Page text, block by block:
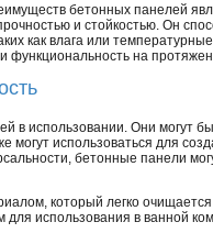
бетонных панелей
и стойкостью. Он
как влага или
функциональность на
в использовании. Они могут
использоваться для
бетонные панели
который легко
использования в ванной